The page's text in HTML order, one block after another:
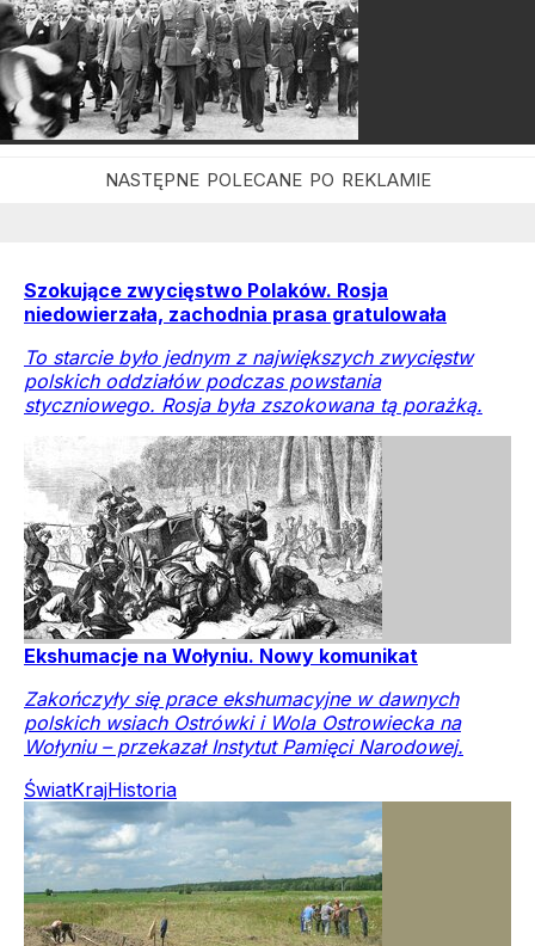
Szokujące zwycięstwo Polaków. Rosja
niedowierzała, zachodnia prasa gratulowała
To starcie było jednym z największych zwycięstw
polskich oddziałów podczas powstania
styczniowego. Rosja była zszokowana tą porażką.
Ekshumacje na Wołyniu. Nowy komunikat
Zakończyły się prace ekshumacyjne w dawnych
polskich wsiach Ostrówki i Wola Ostrowiecka na
Wołyniu – przekazał Instytut Pamięci Narodowej.
ŚwiatKrajHistoria